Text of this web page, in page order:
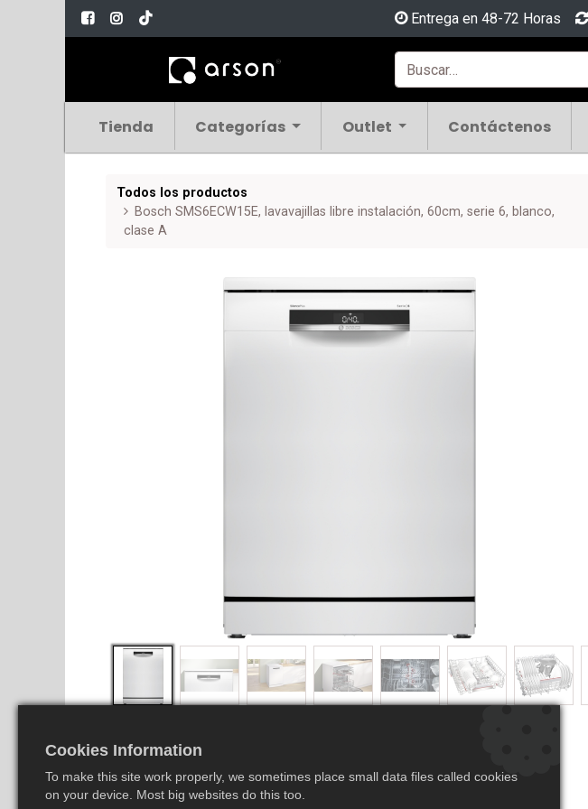
Entrega en 48-72 Horas
Tienda Categorías Outlet Contáctenos
Todos los productos
Bosch SMS6ECW15E, lavavajillas libre instalación, 60cm, serie 6, blanco,
clase A
Cookies Information
To make this site work properly, we sometimes place small data files called cookies
on your device. Most big websites do this too.